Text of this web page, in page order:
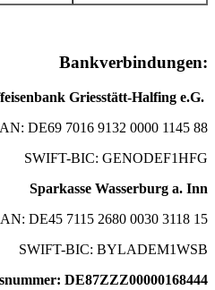
Bankverbindungen:
Griesstätt-Halfing e.G.
DE69 7016 9132 0000 1145 88
SWIFT-BIC: GENODEF1HFG
Sparkasse Wasserburg a. Inn
DE45 7115 2680 0030 3118 15
SWIFT-BIC: BYLADEM1WSB
DE87ZZZ00000168444